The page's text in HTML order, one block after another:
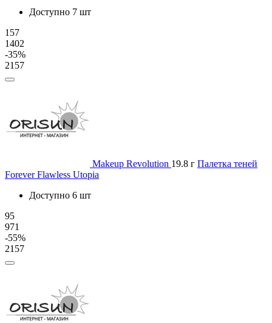
Доступно 7 шт
157
1402
-35%
2157
Makeup Revolution 19.8 г Палетка теней
Forever Flawless Utopia
Доступно 6 шт
95
971
-55%
2157